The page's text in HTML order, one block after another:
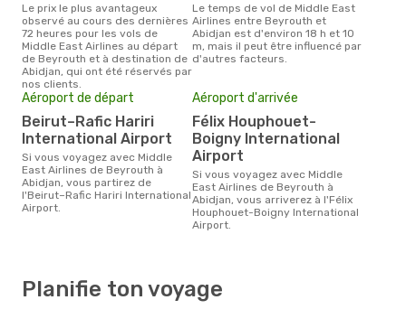
Le prix le plus avantageux
observé au cours des dernières
72 heures pour les vols de
Middle East Airlines au départ
de Beyrouth et à destination de
Abidjan, qui ont été réservés par
nos clients.
Le temps de vol de Middle East
Airlines entre Beyrouth et
Abidjan est d'environ 18 h et 10
m, mais il peut être influencé par
d'autres facteurs.
Aéroport de départ
Beirut–Rafic Hariri
International Airport
Si vous voyagez avec Middle
East Airlines de Beyrouth à
Abidjan, vous partirez de
l'Beirut–Rafic Hariri International
Airport.
Aéroport d'arrivée
Félix Houphouet-
Boigny International
Airport
Si vous voyagez avec Middle
East Airlines de Beyrouth à
Abidjan, vous arriverez à l'Félix
Houphouet-Boigny International
Airport.
Planifie ton voyage